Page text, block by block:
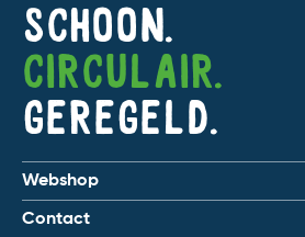
Schoon.
Circulair.
Geregeld.
Webshop
Contact